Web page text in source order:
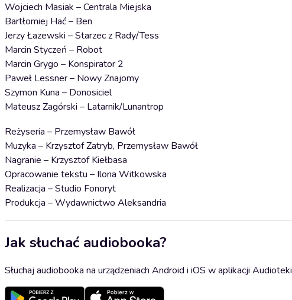
Wojciech Masiak – Centrala Miejska
Bartłomiej Hać – Ben
Jerzy Łazewski – Starzec z Rady/Tess
Marcin Styczeń – Robot
Marcin Grygo – Konspirator 2
Paweł Lessner – Nowy Znajomy
Szymon Kuna – Donosiciel
Mateusz Zagórski – Latarnik/Lunantrop
Reżyseria – Przemysław Bawół
Muzyka – Krzysztof Zatryb, Przemysław Bawół
Nagranie – Krzysztof Kiełbasa
Opracowanie tekstu – Ilona Witkowska
Realizacja – Studio Fonoryt
Produkcja – Wydawnictwo Aleksandria
Jak słuchać audiobooka?
Słuchaj audiobooka na urządzeniach Android i iOS w aplikacji Audioteki